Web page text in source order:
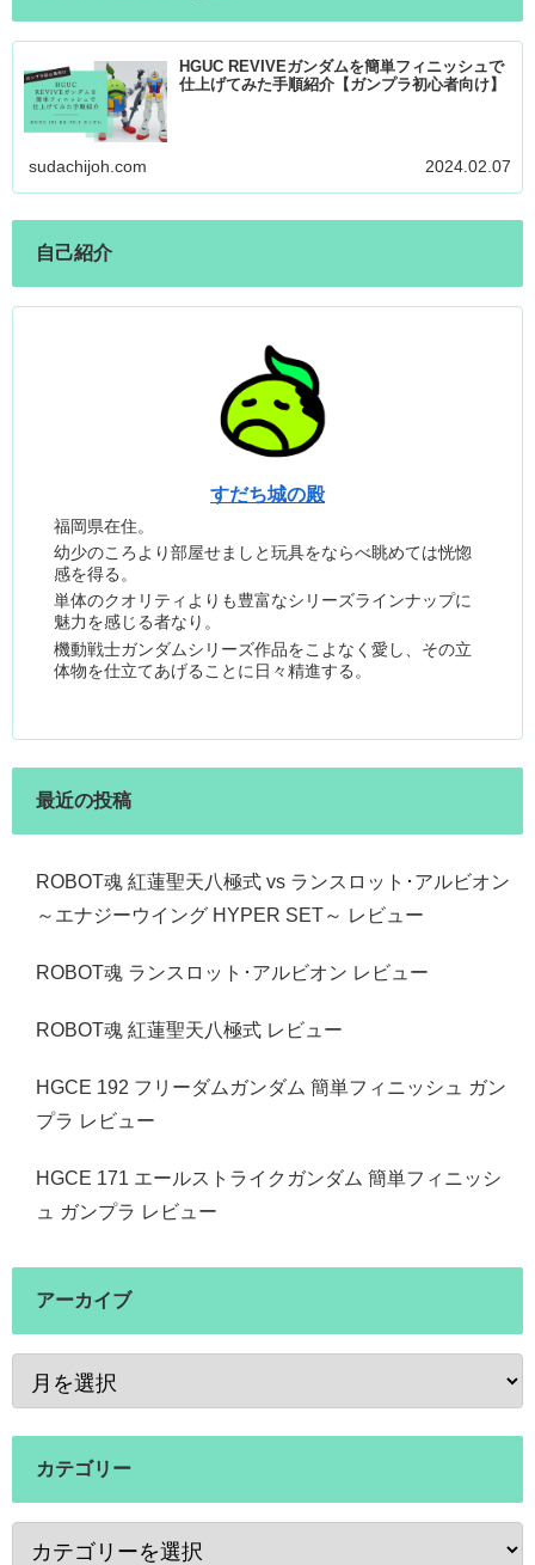
HGUC REVIVEガンダムを簡単フィニッシュで
仕上げてみた手順紹介【ガンプラ初心者向け】
sudachijoh.com 2024.02.07
自己紹介
すだち城の殿
福岡県在住。
幼少のころより部屋せましと玩具をならべ眺めては恍惚
感を得る。
単体のクオリティよりも豊富なシリーズラインナップに
魅力を感じる者なり。
機動戦士ガンダムシリーズ作品をこよなく愛し、その立
体物を仕立てあげることに日々精進する。
最近の投稿
ROBOT魂 紅蓮聖天八極式 vs ランスロット･アルビオン
～エナジーウイング HYPER SET～ レビュー
ROBOT魂 ランスロット･アルビオン レビュー
ROBOT魂 紅蓮聖天八極式 レビュー
HGCE 192 フリーダムガンダム 簡単フィニッシュ ガン
プラ レビュー
HGCE 171 エールストライクガンダム 簡単フィニッシ
ュ ガンプラ レビュー
アーカイブ
カテゴリー